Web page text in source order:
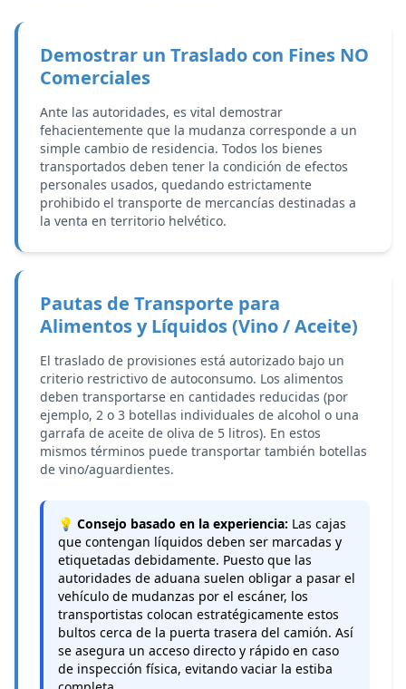
Demostrar un Traslado con Fines NO
Comerciales
Ante las autoridades, es vital demostrar
fehacientemente que la mudanza corresponde a un
simple cambio de residencia. Todos los bienes
transportados deben tener la condición de efectos
personales usados, quedando estrictamente
prohibido el transporte de mercancías destinadas a
la venta en territorio helvético.
Pautas de Transporte para
Alimentos y Líquidos (Vino / Aceite)
El traslado de provisiones está autorizado bajo un
criterio restrictivo de autoconsumo. Los alimentos
deben transportarse en cantidades reducidas (por
ejemplo, 2 o 3 botellas individuales de alcohol o una
garrafa de aceite de oliva de 5 litros). En estos
mismos términos puede transportar también botellas
de vino/aguardientes.
💡 Consejo basado en la experiencia: Las cajas
que contengan líquidos deben ser marcadas y
etiquetadas debidamente. Puesto que las
autoridades de aduana suelen obligar a pasar el
vehículo de mudanzas por el escáner, los
transportistas colocan estratégicamente estos
bultos cerca de la puerta trasera del camión. Así
se asegura un acceso directo y rápido en caso
de inspección física, evitando vaciar la estiba